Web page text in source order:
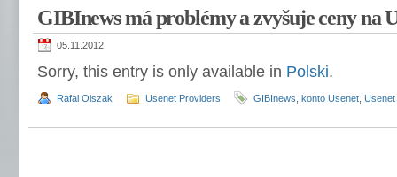
GIBInews má problémy a zvyšuje ceny na
05.11.2012
Sorry, this entry is only available in Polski.
Rafal Olszak Usenet Providers GIBInews konto Usenet Usenet